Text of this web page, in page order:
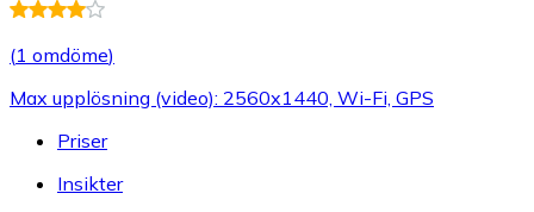
(1 omdöme)
Max upplösning (video): 2560x1440, Wi-Fi, GPS
Priser
Insikter